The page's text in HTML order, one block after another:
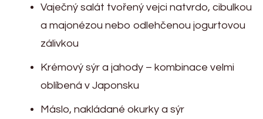
Vaječný salát tvořený vejci natvrdo, cibulkou
a majonézou nebo odlehčenou jogurtovou
zálivkou
Krémový sýr a jahody – kombinace velmi
oblíbená v Japonsku
Máslo, nakládané okurky a sýr